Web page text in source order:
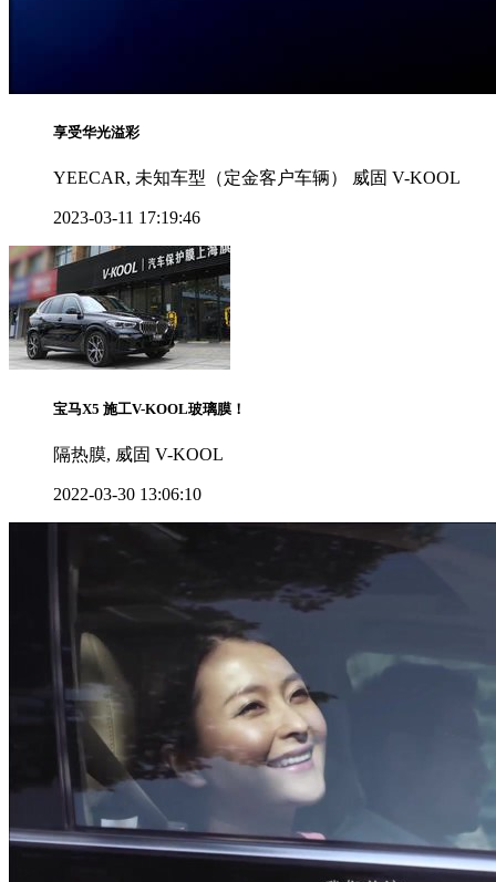
享受华光溢彩
YEECAR, 未知车型（定金客户车辆） 威固 V-KOOL
2023-03-11 17:19:46
宝马X5 施工V-KOOL玻璃膜！
隔热膜, 威固 V-KOOL
2022-03-30 13:06:10